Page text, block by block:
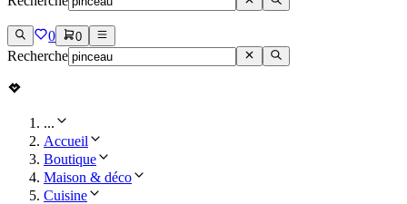
0 0
Recherche
...
Accueil
Boutique
Maison & déco
Cuisine